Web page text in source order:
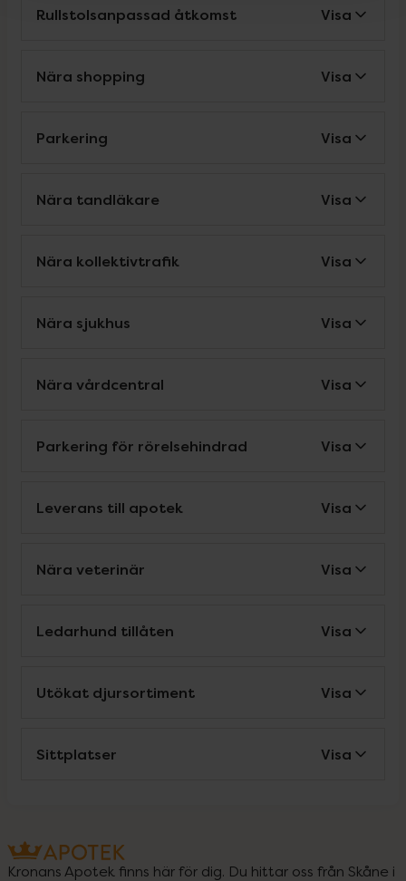
Rullstolsanpassad åtkomst Visa
Nära shopping Visa
Parkering Visa
Nära tandläkare Visa
Nära kollektivtrafik Visa
Nära sjukhus Visa
Nära vårdcentral Visa
Parkering för rörelsehindrad Visa
Leverans till apotek Visa
Nära veterinär Visa
Ledarhund tillåten Visa
Utökat djursortiment Visa
Sittplatser Visa
Kronans Apotek finns här för dig. Du hittar oss från Skåne i